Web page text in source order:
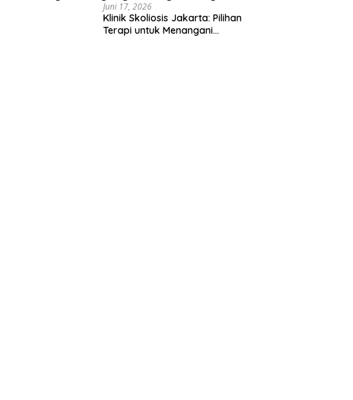
Juni 17, 2026
Klinik Skoliosis Jakarta: Pilihan
Terapi untuk Menangani